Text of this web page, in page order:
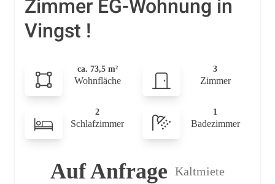
Zimmer EG-Wohnung in
Vingst !
ca. 73,5 m²
Wohnfläche
3
Zimmer
2
Schlafzimmer
1
Badezimmer
Auf Anfrage Kaltmiete